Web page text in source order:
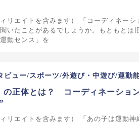
ィリエイトを含みます） 「コーディネーシ
いたことがあるでしょうか。もともとは
動センス」を
ュー/スポーツ/外遊び・中遊び/運動
の正体とは？ コーディネーショ
ィリエイトを含みます） 「あの子は運動